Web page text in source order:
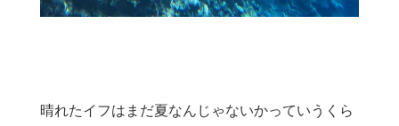
晴れたイフはまだ夏なんじゃないかっていうくら